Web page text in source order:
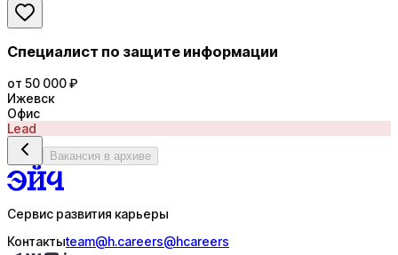
Специалист по защите информации
от 50 000 ₽
Ижевск
Офис
Lead
Вакансия в архиве
Сервис развития карьеры
Контактыteam@h.careers@hcareers